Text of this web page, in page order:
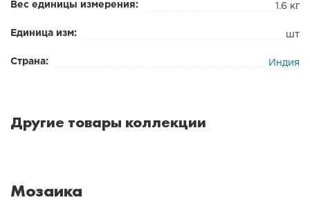
Вес единицы измерения: 1.6 кг
Единица изм: шт
Страна: Индия
Другие товары коллекции
Мозаика